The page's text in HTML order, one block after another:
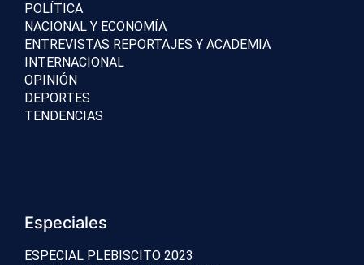
POLÍTICA
NACIONAL Y ECONOMÍA
ENTREVISTAS REPORTAJES Y ACADEMIA
INTERNACIONAL
OPINIÓN
DEPORTES
TENDENCIAS
Especiales
ESPECIAL PLEBISCITO 2023